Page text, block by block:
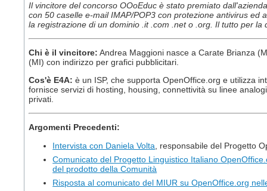
Il vincitore del concorso OOoEduc è stato premiato
con 50 caselle e-mail IMAP/POP3 con protezione antivirus ed
la registrazione di un dominio .it .com .net o .org. Il tutto per la
Chi è il vincitore: Andrea Maggioni nasce a Carate Brianza
(MI) con indirizzo per grafici pubblicitari.
Cos'è E4A: è un ISP, che supporta OpenOffice.org e utilizza
fornisce servizi di hosting, housing, connettività su linee
privati.
Argomenti Precedenti:
Intervista con Daniela Volta , responsabile del Progetto
Comunicato del Progetto Linguistico Italiano
del prodotto della Comunità
Risposta al comunicato del MIUR su OpenOffice.org